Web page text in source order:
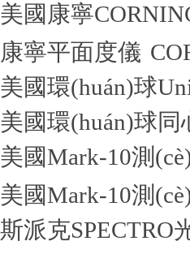
美國康寧
康寧平面度儀
美國環(huán)球
美國環(huán)球同
美國Mark-10測
美國Mark-10測
斯派克SPECTRO